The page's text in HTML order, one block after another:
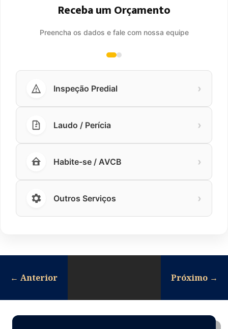
Receba um Orçamento
Preencha os dados e fale com nossa equipe
Inspeção Predial ›
Laudo / Perícia ›
Habite-se / AVCB ›
Outros Serviços ›
← Anterior Próximo →